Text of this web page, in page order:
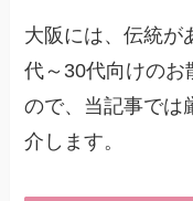
大阪には、伝統が
代～30代向けのお
ので、当記事では
介します。